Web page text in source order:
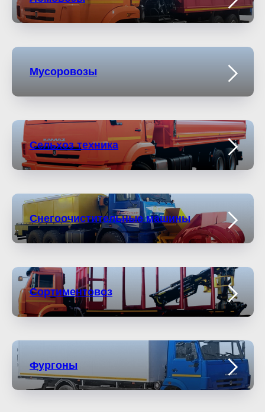
Мусоровозы
Сельхоз техника
Снегоочистительные машины
Сортиментовоз
Фургоны